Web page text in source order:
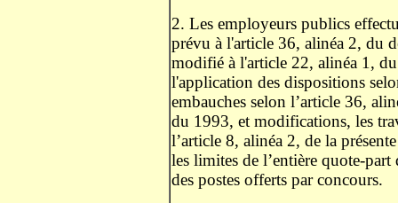
2. Les employeurs publics
prévu à l'article 36, alinéa 2, du
modifié à l'article 22, alinéa 1,
l'application des dispositions
embauches selon l’article 36,
du 1993, et modifications, les
l’article 8, alinéa 2, de la
les limites de l’entière quote-
des postes offerts par concours.